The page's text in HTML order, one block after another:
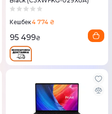
Кешбек4 774 ₴
95 499₴